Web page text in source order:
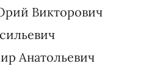
Николаевна
Викторович